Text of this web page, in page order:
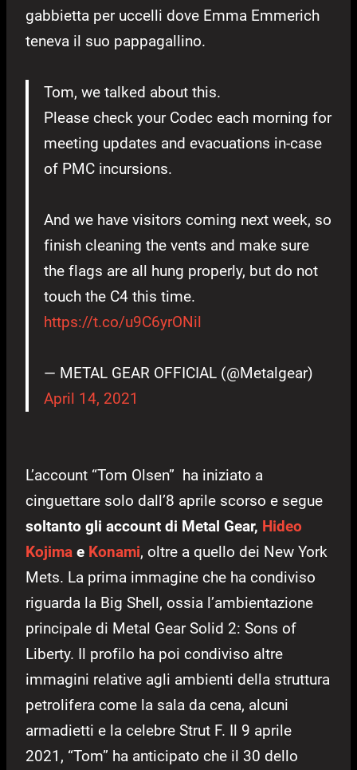
gabbietta per uccelli dove Emma Emmerich
teneva il suo pappagallino.
Tom, we talked about this.
Please check your Codec each morning for
meeting updates and evacuations in-case
of PMC incursions.
And we have visitors coming next week, so
finish cleaning the vents and make sure
the flags are all hung properly, but do not
touch the C4 this time.
https://t.co/u9C6yrONil
— METAL GEAR OFFICIAL (@Metalgear)
April 14, 2021
L’account “Tom Olsen” ha iniziato a
cinguettare solo dall’8 aprile scorso e segue
soltanto gli account di Metal Gear, Hideo
Kojima e Konami, oltre a quello dei New York
Mets. La prima immagine che ha condiviso
riguarda la Big Shell, ossia l’ambientazione
principale di Metal Gear Solid 2: Sons of
Liberty. Il profilo ha poi condiviso altre
immagini relative agli ambienti della struttura
petrolifera come la sala da cena, alcuni
armadietti e la celebre Strut F. Il 9 aprile
2021, “Tom” ha anticipato che il 30 dello